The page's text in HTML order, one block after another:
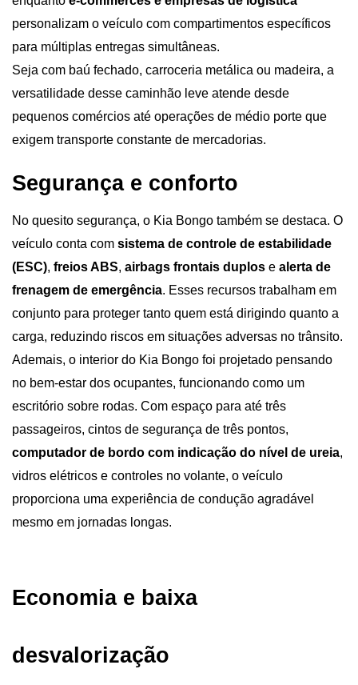
personalizam o veículo com compartimentos específicos
para múltiplas entregas simultâneas.
Seja com baú fechado, carroceria metálica ou madeira, a
versatilidade desse caminhão leve atende desde
pequenos comércios até operações de médio porte que
exigem transporte constante de mercadorias.
Segurança e conforto
No quesito segurança, o Kia Bongo também se destaca. O
veículo conta com sistema de controle de estabilidade
(ESC), freios ABS, airbags frontais duplos e alerta de
frenagem de emergência. Esses recursos trabalham em
conjunto para proteger tanto quem está dirigindo quanto a
carga, reduzindo riscos em situações adversas no trânsito.
Ademais, o interior do Kia Bongo foi projetado pensando
no bem-estar dos ocupantes, funcionando como um
escritório sobre rodas. Com espaço para até três
computador de bordo com indicação do nível de ureia,
vidros elétricos e controles no volante, o veículo
proporciona uma experiência de condução agradável
mesmo em jornadas longas.
Economia e baixa
desvalorização